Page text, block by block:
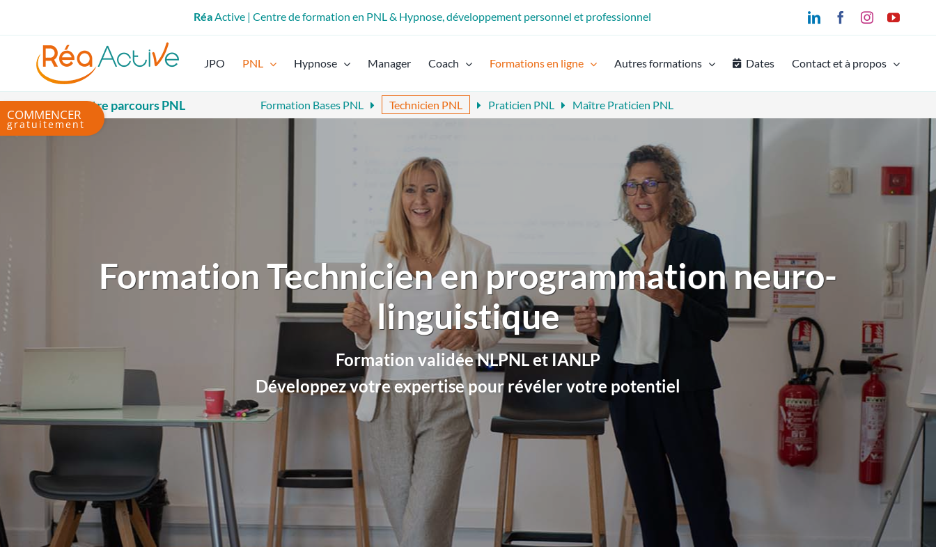
RéaActive | Centre de formation en PNL & Hypnose, développement personnel et professionnel LinkedInFacebookInstagram
JPO PNL Hypnose Manager Coach Formations en ligne Autres formations Dates Contact et à propos
Votre parcours PNL Formation Bases PNL Technicien PNL Praticien PNL Maître Praticien PNL
Formation Technicien en programmation neuro-
linguistique
Formation validée NLPNL et IANLP
Développez votre expertise pour révéler votre potentiel
Bascule
de